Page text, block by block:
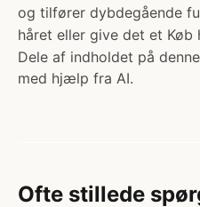
og tilfører dybdegående
håret eller give det et Køb
Dele af indholdet på
med hjælp fra AI.
Ofte stillede